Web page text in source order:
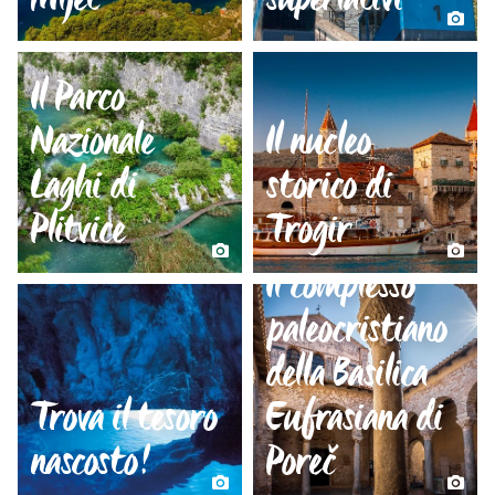
Il Parco
Nazionale
Laghi di
Plitvice
Il nucleo
storico di
Trogir
Trova il tesoro
nascosto!
Il complesso
paleocristiano
della Basilica
Eufrasiana di
Poreč